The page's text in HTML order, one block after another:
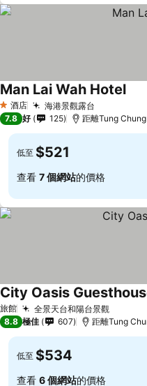
1 星級
酒店 海港景觀露台
Man Lai Wah Hotel
7.8 好 125 距離Tung
低至 $521
查看 7 個網站的價格
旅館 全景天台和陽台景觀
City Oasis
8.8 極佳 607 距離Tung
低至 $534
查看 6 個網站的價格